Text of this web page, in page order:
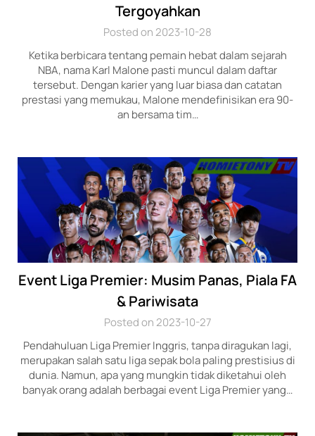
Tergoyahkan
Posted on 2023-10-28
Ketika berbicara tentang pemain hebat dalam sejarah
NBA, nama Karl Malone pasti muncul dalam daftar
tersebut. Dengan karier yang luar biasa dan catatan
prestasi yang memukau, Malone mendefinisikan era 90-
an bersama tim…
Event Liga Premier: Musim Panas, Piala FA
& Pariwisata
Posted on 2023-10-27
Pendahuluan Liga Premier Inggris, tanpa diragukan lagi,
merupakan salah satu liga sepak bola paling prestisius di
dunia. Namun, apa yang mungkin tidak diketahui oleh
banyak orang adalah berbagai event Liga Premier yang…